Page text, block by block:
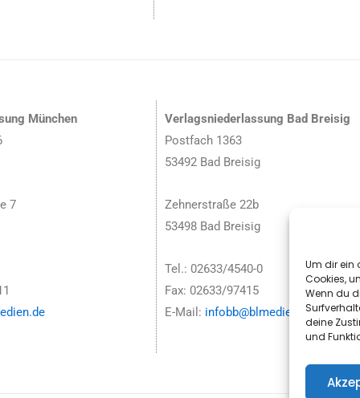
Um dir ein
Cookies,
Wenn du
deine
und
München
7
Verlagsniederlassung Bad Breisig
Postfach 1363
53492 Bad Breisig
Zehnerstraße 22b
53498 Bad Breisig
Tel.: 02633/4540-0
Fax: 02633/97415
E-Mail: infobb@blmedien.de